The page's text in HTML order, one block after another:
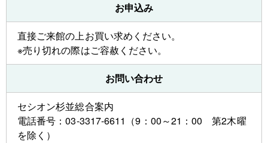
お申込み
直接ご来館の上お買い求めください。
※売り切れの際はご容赦ください。
お問い合わせ
セシオン杉並総合案内
電話番号：03-3317-6611（9：00～21：00 第2木曜
を除く）